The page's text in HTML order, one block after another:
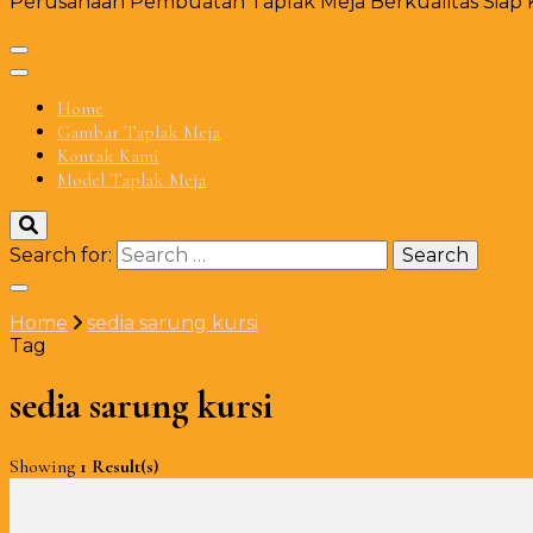
Home
Gambar Taplak Meja
Kontak Kami
Model Taplak Meja
Search for:
Home
sedia sarung kursi
Tag
sedia sarung kursi
Showing 1 Result(s)